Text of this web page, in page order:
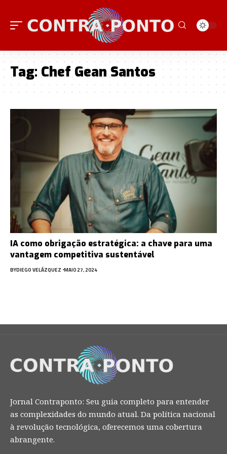
Tag: Chef Gean Santos
IA como obrigação estratégica: a chave para uma
vantagem competitiva sustentável
BYDIEGO VELÁZQUEZ MAIO 27, 2024
Jornal Contraponto: Seu guia completo para entender
as complexidades do mundo atual. Da política nacional
à revolução tecnológica, oferecemos uma cobertura
abrangente.